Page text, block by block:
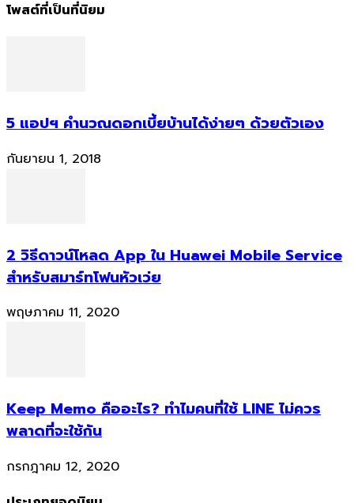
โพสต์ที่เป็นที่นิยม
5 แอปฯ คำนวณดอกเบี้ยบ้านได้ง่ายๆ ด้วยตัวเอง
กันยายน 1, 2018
2 วิธีดาวน์โหลด App ใน Huawei Mobile Service
สำหรับสมาร์ทโฟนหัวเว่ย
พฤษภาคม 11, 2020
Keep Memo คืออะไร? ทำไมคนที่ใช้ LINE ไม่ควร
พลาดที่จะใช้กัน
กรกฎาคม 12, 2020